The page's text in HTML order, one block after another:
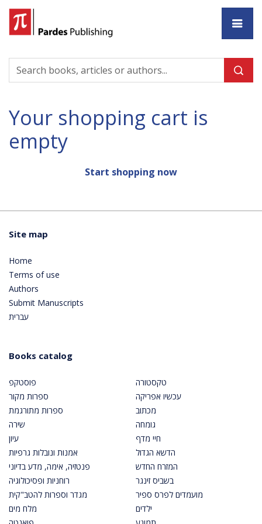
Your shopping cart is
empty
Start shopping now
Site map
Home
Terms of use
Authors
Submit Manuscripts
עברית
Books catalog
פוסטקפ
ספרות מקור
ספרות מתורגמת
שירה
עיון
אמנות ונובלות גרפיות
פנטזיה, אימה, מדע בדיוני
רוחניות ופסיכולוגיה
מגדר וספרות להטב"קית
מלח מים
טקסטורה
עכשיו אפריקה
מכתוב
גומחה
חיי מדף
הדשא הגדול
המזרח החדש
בשביס זינגר
מועמדים לפרס ספיר
ילדים